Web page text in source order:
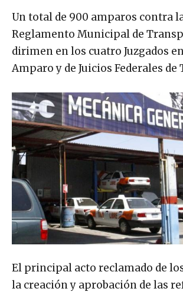
Un total de 900 amparos contra
Reglamento Municipal de
dirimen en los cuatro Juzgados
Amparo y de Juicios Federales de
El principal acto reclamado de
la creación y aprobación de las